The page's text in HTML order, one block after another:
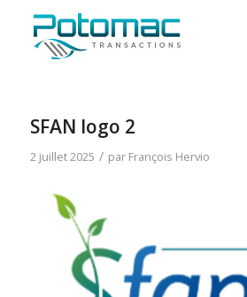
SFAN logo 2
2 juillet 2025 / par François Hervio